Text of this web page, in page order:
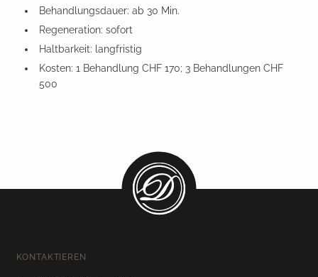
Behandlungsdauer: ab 30 Min.
Regeneration: sofort
Haltbarkeit: langfristig
Kosten: 1 Behandlung CHF 170; 3 Behandlungen CHF
500
KONTAKTIEREN